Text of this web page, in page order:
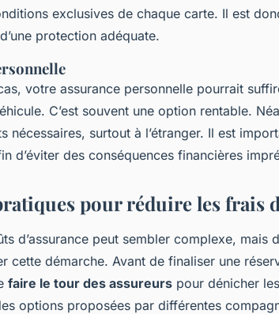
exclusives de chaque carte. Il est
protection adéquate.
votre assurance personnelle pourrait
C’est souvent une option rentable.
nécessaires, surtout à l’étranger. Il est
d’éviter des conséquences financières
pour réduire les frais
d’assurance peut sembler complexe, mais
cette démarche. Avant de finaliser une
faire le tour des assureurs pour dénicher
options proposées par différentes